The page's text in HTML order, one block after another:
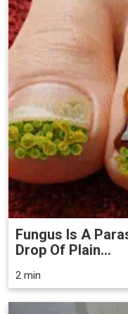
Fungus Is A
Drop Of Plain...
2 min